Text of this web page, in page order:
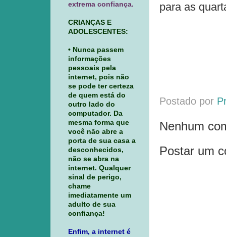
para as
Postado por
Nenhum
Postar um
extrema confiança.
CRIANÇAS E
ADOLESCENTES:
• Nunca passem
informações
pessoais pela
internet, pois não
se pode ter certeza
de quem está do
outro lado do
computador. Da
mesma forma que
você não abre a
porta de sua casa a
desconhecidos,
não se abra na
internet. Qualquer
sinal de perigo,
chame
imediatamente um
adulto de sua
confiança!
Enfim, a internet é